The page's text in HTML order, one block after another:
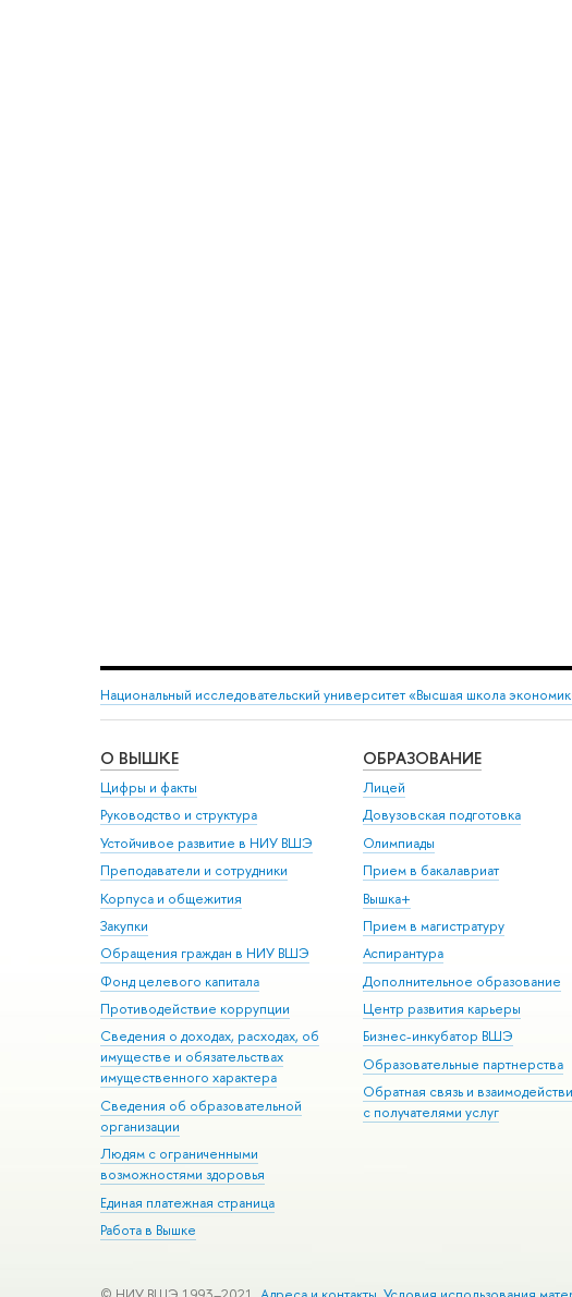
Национальный исследовательский университет «Высшая школа
О ВЫШКЕ
Цифры и факты
Руководство и структура
Устойчивое развитие в НИУ ВШЭ
Преподаватели и сотрудники
Корпуса и общежития
Закупки
Обращения граждан в НИУ ВШЭ
Фонд целевого капитала
Противодействие коррупции
Сведения о доходах, расходах, об
имуществе и обязательствах
имущественного характера
Сведения об образовательной
организации
Людям с ограниченными
возможностями здоровья
Единая платежная страница
Работа в Вышке
ОБРАЗОВАНИЕ
Лицей
Довузовская подготовка
Олимпиады
Прием в бакалавриат
Вышка+
Прием в магистратуру
Аспирантура
Дополнительное образование
Центр развития карьеры
Бизнес-инкубатор ВШЭ
Образовательные партнерства
Обратная связь и
с получателями услуг